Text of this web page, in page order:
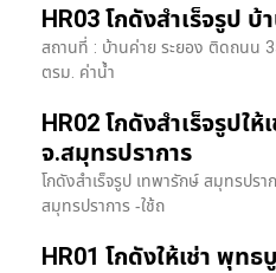
HR03 โกดังสำเร็จรูป บ้
สถานที่ : บ้านค่าย ระยอง ติดถนน
ตรม. ค่าน้ำ
HR02 โกดังสำเร็จรูปใ
จ.สมุทรปราการ
โกดังสำเร็จรูป เทพารักษ์ สมุทรปร
สมุทรปราการ -ใช้ถ
HR01 โกดังให้เช่า พุทธ